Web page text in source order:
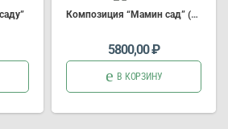
Композиция “Мамин сад” (Арт.3617)
5800,00₽
В КОРЗИНУ